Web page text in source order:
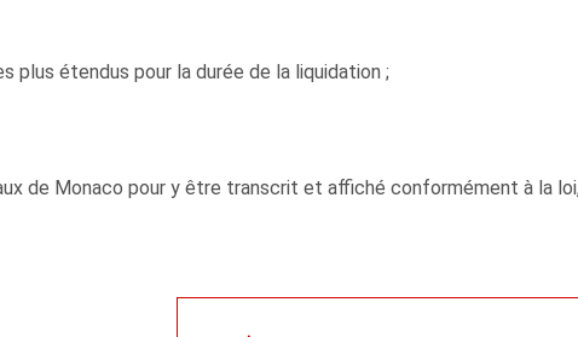
plus étendus pour la durée de la liquidation ;
de Monaco pour y être transcrit et affiché conformément à la